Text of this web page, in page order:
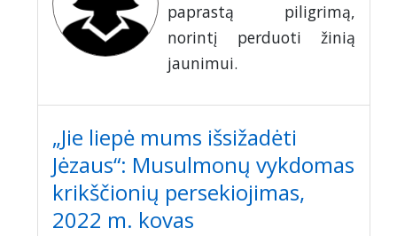
paprastą piligrimą,
norintį perduoti žinią
jaunimui.
„Jie liepė mums išsižadėti
Jėzaus“: Musulmonų vykdomas
krikščionių persekiojimas,
2022 m. kovas